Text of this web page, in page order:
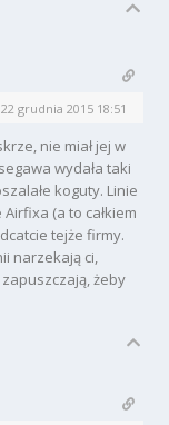
22 grudnia 2015 18:51
nie miał jej w
wydała taki
koguty. Linie
(a to całkiem
tejże firmy.
narzekają ci,
żeby